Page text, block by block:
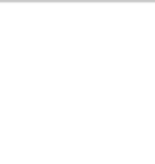
List
Unordered List
Insert Link